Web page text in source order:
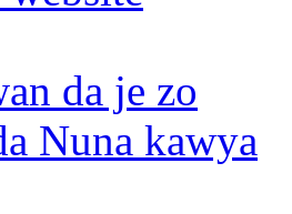
da je zo
Nuna kawya